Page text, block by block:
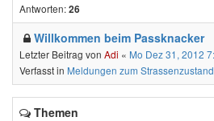
Antworten:26
Willkommen beim Passknacker
Letzter Beitrag von Adi « Mo Dez 31, 2012
Verfasst in Meldungen zum Strassenzustand
Themen